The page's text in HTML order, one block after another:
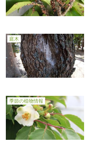
庭木
季節の植物情報